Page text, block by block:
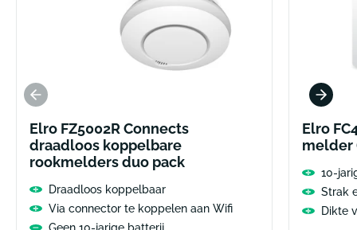
Elro FZ5002R Connects
draadloos koppelbare
rookmelders duo pack
Draadloos koppelbaar
Via connector te koppelen aan Wifi
Geen 10-jarige batterij
Elro
melder
10-
Strak
Dikte